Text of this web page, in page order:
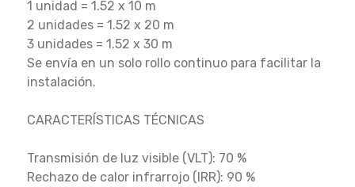
1 unidad = 1.52 x 10 m
2 unidades = 1.52 x 20 m
3 unidades = 1.52 x 30 m
Se envía en un solo rollo continuo para facilitar la
instalación.
CARACTERÍSTICAS TÉCNICAS
Transmisión de luz visible (VLT): 70 %
Rechazo de calor infrarrojo (IRR): 90 %